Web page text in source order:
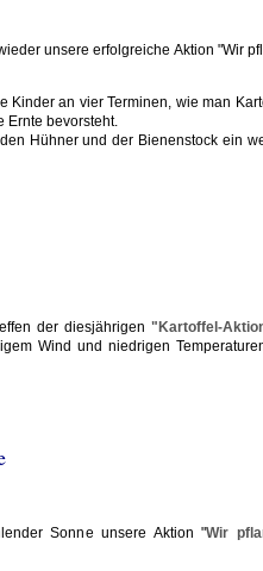
unsere erfolgreiche Aktion "Wir
Kinder an vier Terminen, wie man
Ernte bevorsteht.
Hühner und der Bienenstock ein
der diesjährigen "Kartoffel-
Wind und niedrigen
Sonne unsere Aktion "Wir